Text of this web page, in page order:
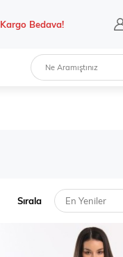
Kargo Bedava!
Sırala En Yeniler